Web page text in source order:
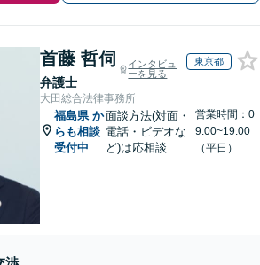
首藤 哲伺
弁護士
インタビュ
ーを見る
東京都
大田総合法律事務所
福島県 か
らも相談
受付中
面談方法(対面・
電話・ビデオな
ど)は応相談
営業時間：0
9:00~19:00
（平日）